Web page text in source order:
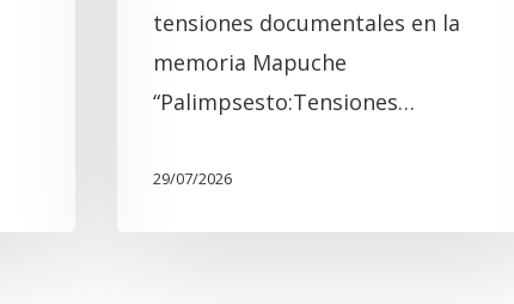
tensiones documentales en la
memoria Mapuche
“Palimpsesto:Tensiones…
29/07/2026